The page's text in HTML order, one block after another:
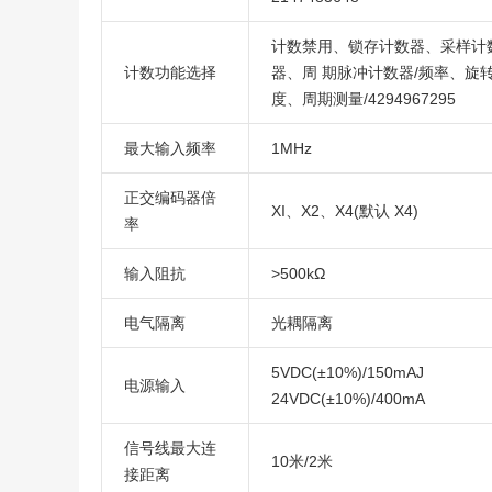
计数功能选择
计数禁用、锁存计数器、采样计
器、周 期脉冲计数器/频率、旋
度、周期测量/4294967295
最大输入频率 1MHz
正交编码器倍
率
XI、X2、X4(默认 X4)
输入阻抗 >500kΩ
电气隔离 光耦隔离
电源输入
5VDC(±10%)/150mAJ
24VDC(±10%)/400mA
信号线最大连
接距离
10米/2米